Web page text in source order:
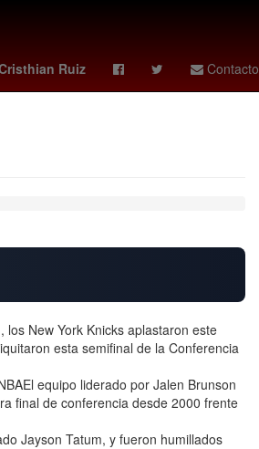
Ruiz Contacto
Amistosos
New York Knicks aplastaron este
esta semifinal de la Conferencia
equipo liderado por Jalen Brunson
final de conferencia desde 2000 frente
Jayson Tatum, y fueron humillados